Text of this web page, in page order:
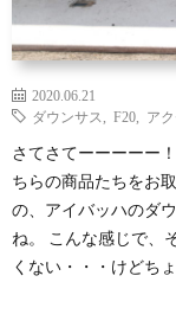
2020.06.21
ダウンサス
F20 ア
さてさてーーーーー
ちらの商品たちをお
の、アイバッハのダ
ね。 こんな感じで、
くない・・・けどち